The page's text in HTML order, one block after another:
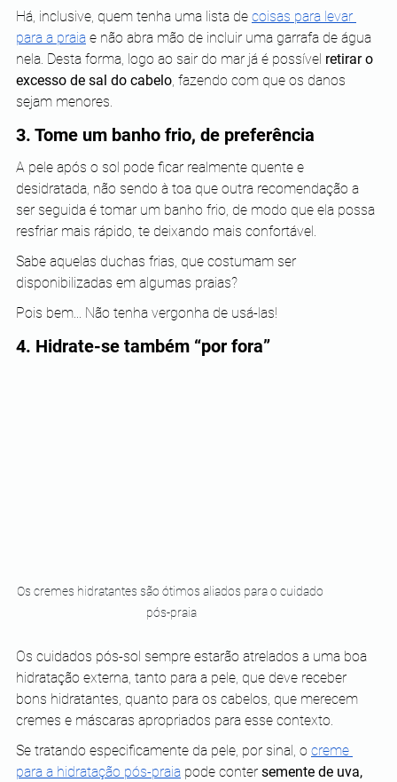
Há, inclusive, quem tenha uma lista de coisas para levar
para a praia e não abra mão de incluir uma garrafa de água
nela. Desta forma, logo ao sair do mar já é possível retirar o
excesso de sal do cabelo , fazendo com que os danos
sejam menores.
3. Tome um banho frio, de preferência
A pele após o sol pode ficar realmente quente e
desidratada, não sendo à toa que outra recomendação a
ser seguida é tomar um banho frio, de modo que ela possa
resfriar mais rápido, te deixando mais confortável.
Sabe aquelas duchas frias, que costumam ser
disponibilizadas em algumas praias?
Pois bem... Não tenha vergonha de usá-las!
4. Hidrate-se também “por fora”
Os cremes hidratantes são ótimos aliados para o cuidado
pós-praia
Os cuidados pós-sol sempre estarão atrelados a uma boa
hidratação externa, tanto para a pele, que deve receber
bons hidratantes, quanto para os cabelos, que merecem
cremes e máscaras apropriados para esse contexto.
Se tratando especificamente da pele, por sinal, o creme
para a hidratação pós-praia pode conter semente de uva,